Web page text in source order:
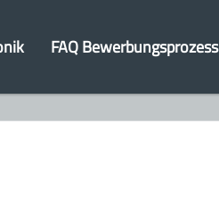
FAQ Bewerbungsprozess